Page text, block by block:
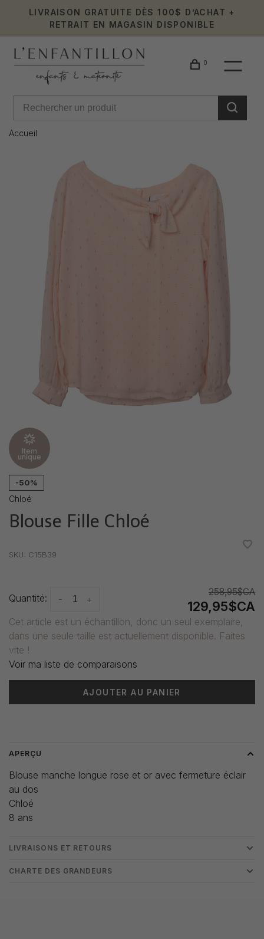
LIVRAISON GRATUITE DÈS 100$ D’ACHAT +
RETRAIT EN MAGASIN DISPONIBLE
0
Accueil
Item
unique
-50%
Chloé
Blouse Fille Chloé
SKU: C15B39
Quantité: +
-
258,95$CA
129,95$CA
Cet article est un échantillon, donc un seul exemplaire,
dans une seule taille est actuellement disponible. Faites
vite !
Voir ma liste de comparaisons
AJOUTER AU PANIER
APERÇU
Blouse manche longue rose et or avec fermeture éclair
au dos
Chloé
8 ans
LIVRAISONS ET RETOURS
CHARTE DES GRANDEURS